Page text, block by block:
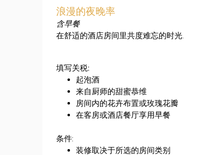
浪漫的夜晚率
含早餐
在舒适的酒店房间里共度难忘的时光
填写关税:
起泡酒
来自厨师的甜蜜恭维
房间内的花卉布置或玫瑰花瓣
在客房或酒店餐厅享用早餐
条件:
装修取决于所选的房间类别